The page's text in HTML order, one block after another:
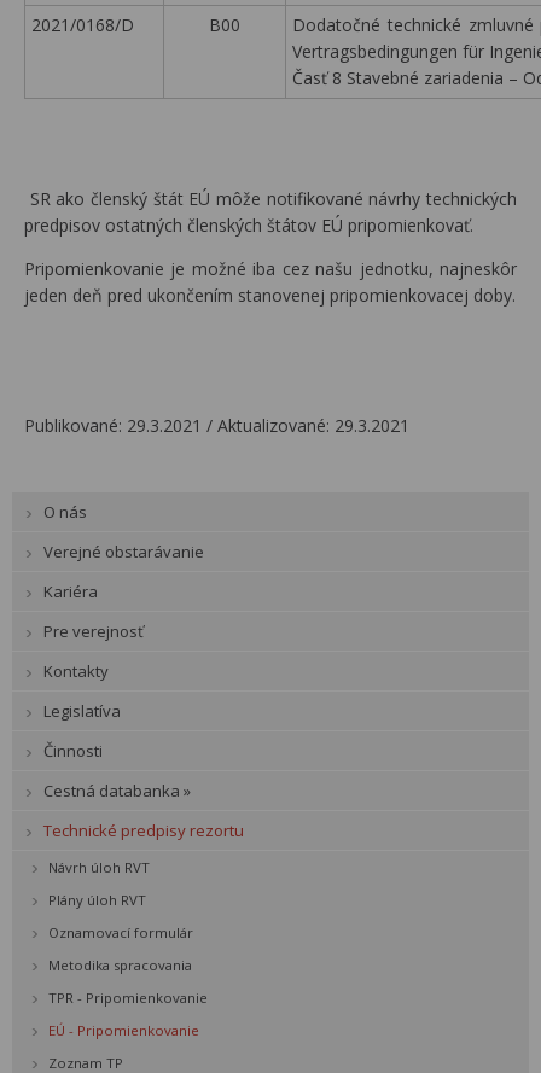
2021/0168/D
B00
Dodatočné technické
Vertragsbedingungen für
Časť 8 Stavebné zariadenia –
SR ako členský štát EÚ môže notifikované návrhy technických
predpisov ostatných členských štátov EÚ pripomienkovať.
Pripomienkovanie je možné iba cez našu jednotku, najneskôr
jeden deň pred ukončením stanovenej pripomienkovacej doby.
Publikované: 29.3.2021 / Aktualizované: 29.3.2021
O nás
Verejné obstarávanie
Kariéra
Pre verejnosť
Kontakty
Legislatíva
Činnosti
Cestná databanka »
Technické predpisy rezortu
Návrh úloh RVT
Plány úloh RVT
Oznamovací formulár
Metodika spracovania
TPR - Pripomienkovanie
EÚ - Pripomienkovanie
Zoznam TP